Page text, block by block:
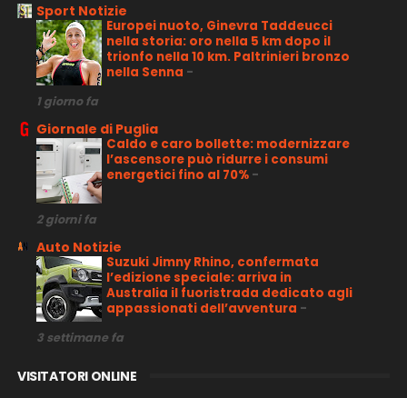
Sport Notizie
Europei nuoto, Ginevra Taddeucci
nella storia: oro nella 5 km dopo il
trionfo nella 10 km. Paltrinieri bronzo
nella Senna -
1 giorno fa
Giornale di Puglia
Caldo e caro bollette: modernizzare
l’ascensore può ridurre i consumi
energetici fino al 70% -
2 giorni fa
Auto Notizie
Suzuki Jimny Rhino, confermata
l’edizione speciale: arriva in
Australia il fuoristrada dedicato agli
appassionati dell’avventura -
3 settimane fa
VISITATORI ONLINE